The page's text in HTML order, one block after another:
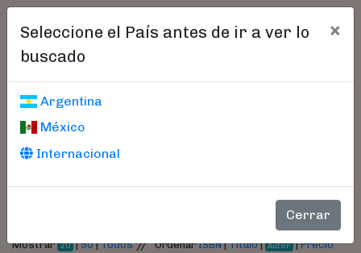
Seleccione el País antes de ir a ver lo
buscado
×
Argentina
México
Internacional
Cerrar
Libros encontrados
Parámetros
Mostrar 20 |50|Todos//OrdenarISBN|Título| Autor |Precio